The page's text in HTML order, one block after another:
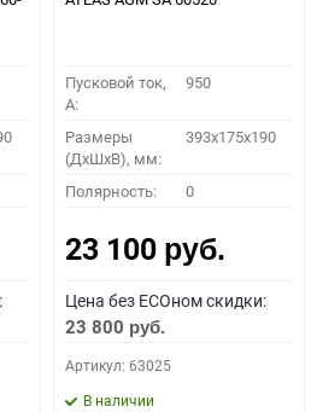
полярность?
3 - обратная 4 - прямая
Пусковой ток,
A:
950
Размеры
(ДхШхВ), мм:
393x175x190
Полярность: 0
23 100 руб.
Цена без ECOном скидки:
23 800 руб.
Артикул: 63025
В наличии